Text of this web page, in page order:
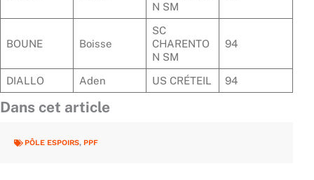
N SM
BOUNE Boisse
SC
CHARENTO
N SM
94
DIALLO Aden US CRÉTEIL 94
Dans cet article
PÔLE ESPOIRS, PPF